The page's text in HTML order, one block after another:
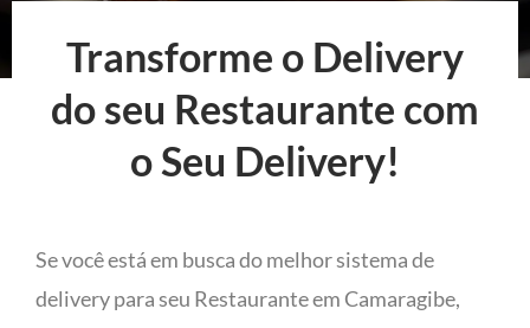
Transforme o Delivery
do seu Restaurante com
o Seu Delivery!
Se você está em busca do melhor sistema de
delivery para seu Restaurante em Camaragibe,